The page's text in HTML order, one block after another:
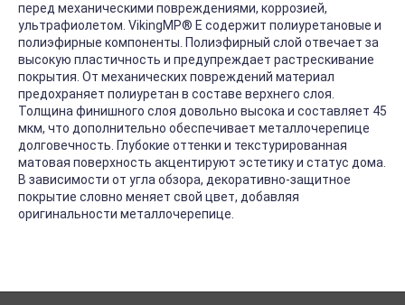
перед механическими повреждениями, коррозией,
ультрафиолетом. VikingMP® E содержит полиуретановые и
полиэфирные компоненты. Полиэфирный слой отвечает за
высокую пластичность и предупреждает растрескивание
покрытия. От механических повреждений материал
предохраняет полиуретан в составе верхнего слоя.
Толщина финишного слоя довольно высока и составляет 45
мкм, что дополнительно обеспечивает металлочерепице
долговечность. Глубокие оттенки и текстурированная
матовая поверхность акцентируют эстетику и статус дома.
В зависимости от угла обзора, декоративно-защитное
покрытие словно меняет свой цвет, добавляя
оригинальности металлочерепице.